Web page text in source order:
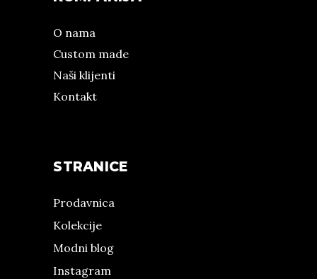
O nama
Custom made
Naši klijenti
Kontakt
STRANICE
Prodavnica
Kolekcije
Modni blog
Instagram